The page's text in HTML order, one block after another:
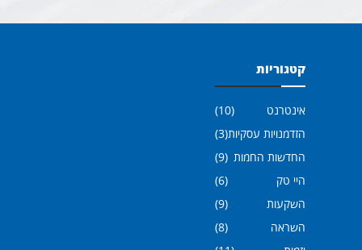
קטגוריות
אינטרנט
(10)
הזדמנויות עסקיות(3)
החדשות החמות (9)
היי טק
(6)
השקעות
(9)
השראה
(8)